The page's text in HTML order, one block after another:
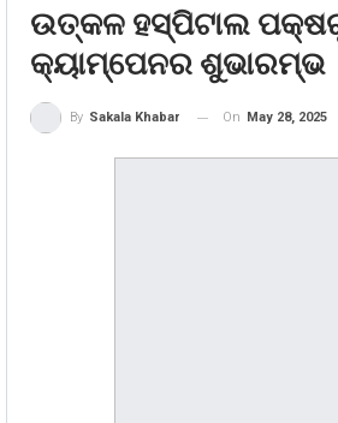
ଉତ୍କଳ ହସ୍ପିଟାଲ
କ୍ୟାମ୍ପେନର ଶୁଭାରମ୍ଭ
By Sakala Khabar On May 28, 2025